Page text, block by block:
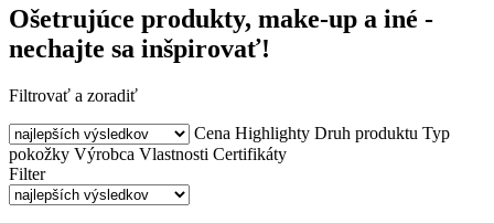
Ošetrujúce produkty, make-up a iné -
nechajte sa inšpirovať!
Filtrovať a zoradiť
Cena Highlighty Druh produktu Typ
pokožky Výrobca Vlastnosti Certifikáty
Filter